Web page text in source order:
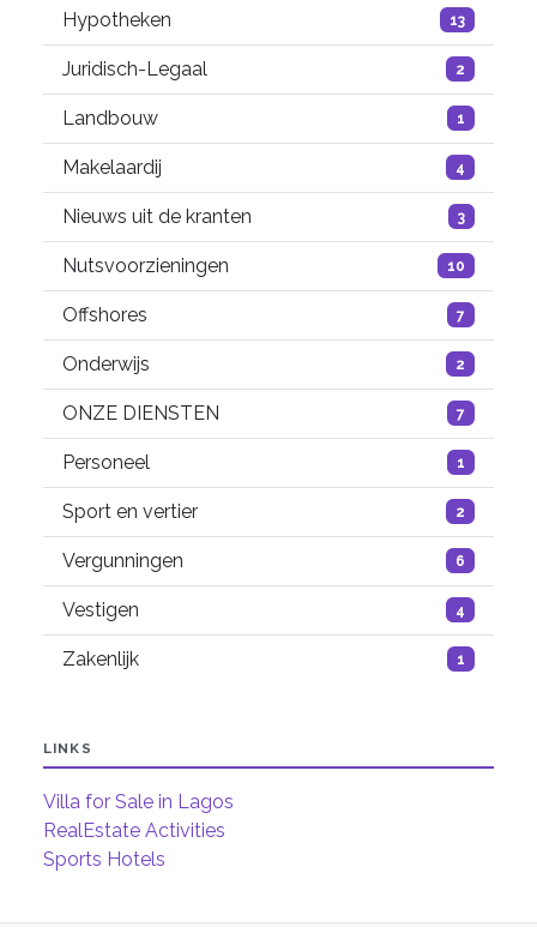
Hypotheken 13
Juridisch-Legaal 2
Landbouw 1
Makelaardij 4
Nieuws uit de kranten 3
Nutsvoorzieningen 10
Offshores 7
Onderwijs 2
ONZE DIENSTEN 7
Personeel 1
Sport en vertier 2
Vergunningen 6
Vestigen 4
Zakenlijk 1
LINKS
Villa for Sale in Lagos
RealEstate Activities
Sports Hotels